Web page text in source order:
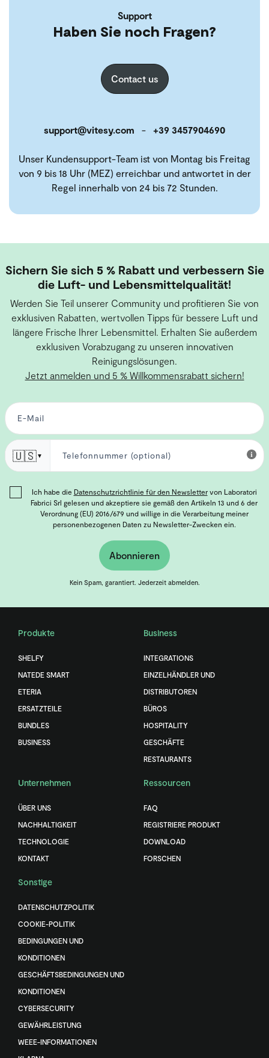
Support
Haben Sie noch Fragen?
Contact us
support@vitesy.com - +39 3457904690
Unser Kundensupport-Team ist von Montag bis Freitag
von 9 bis 18 Uhr (MEZ) erreichbar und antwortet in der
Regel innerhalb von 24 bis 72 Stunden.
Sichern Sie sich 5 % Rabatt und verbessern Sie
die Luft- und Lebensmittelqualität!
Werden Sie Teil unserer Community und profitieren Sie von
exklusiven Rabatten, wertvollen Tipps für bessere Luft und
längere Frische Ihrer Lebensmittel. Erhalten Sie außerdem
exklusiven Vorabzugang zu unseren innovativen
Reinigungslösungen.
Jetzt anmelden und 5 % Willkommensrabatt sichern!
🇺🇸▼
Ich habe die Datenschutzrichtlinie für den Newslettervon Laboratori
Fabrici Srl gelesen und akzeptiere sie gemäß den Artikeln 13 und 6 der
Verordnung (EU) 2016/679 und willige in die Verarbeitung meiner
personenbezogenen Daten zu Newsletter-Zwecken ein.
Abonnieren
Kein Spam, garantiert. Jederzeit abmelden.
Produkte
SHELFY
NATEDE SMART
ETERIA
ERSATZTEILE
BUNDLES
BUSINESS
Business
INTEGRATIONS
EINZELHÄNDLER UND
DISTRIBUTOREN
BÜROS
HOSPITALITY
GESCHÄFTE
RESTAURANTS
Unternehmen
ÜBER UNS
NACHHALTIGKEIT
TECHNOLOGIE
KONTAKT
Ressourcen
FAQ
REGISTRIERE PRODUKT
DOWNLOAD
FORSCHEN
Sonstige
DATENSCHUTZPOLITIK
COOKIE-POLITIK
BEDINGUNGEN UND
KONDITIONEN
GESCHÄFTSBEDINGUNGEN UND
KONDITIONEN
CYBERSECURITY
GEWÄHRLEISTUNG
WEEE-INFORMATIONEN